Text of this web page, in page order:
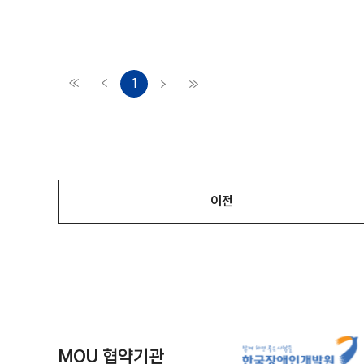
1
이전
MOU 협약기관